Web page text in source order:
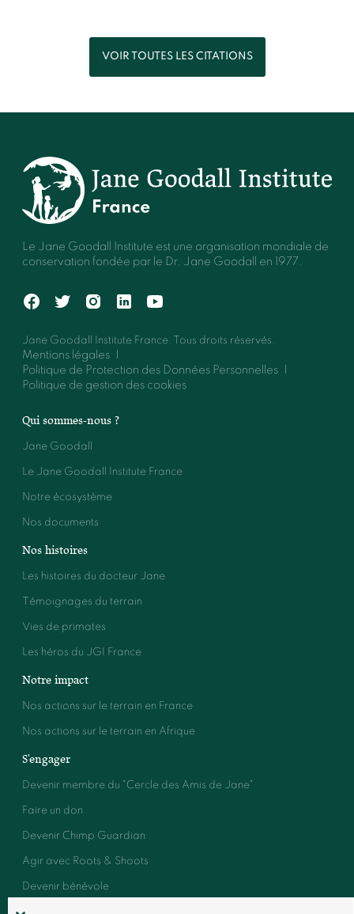
VOIR TOUTES LES CITATIONS
Le Jane Goodall Institute est une organisation mondiale de
conservation fondée par le Dr. Jane Goodall en 1977.
Jane Goodall Institute France. Tous droits réservés.
Mentions légales
Politique de Protection des Données Personnelles
Politique de gestion des cookies
Qui sommes-nous ?
Jane Goodall
Le Jane Goodall Institute France
Notre écosystème
Nos documents
Nos histoires
Les histoires du docteur Jane
Témoignages du terrain
Vies de primates
Les héros du JGI France
Notre impact
Nos actions sur le terrain en France
Nos actions sur le terrain en Afrique
S'engager
Devenir membre du "Cercle des Amis de Jane"
Faire un don
Devenir Chimp Guardian
Agir avec Roots & Shoots
Devenir bénévole
Événements et conférences